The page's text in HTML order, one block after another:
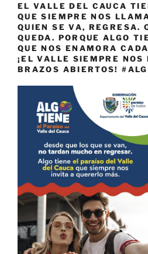
EL VALLE DEL CAUCA
QUE SIEMPRE NOS
QUIEN SE VA, REGRESA.
QUEDA. PORQUE ALGO
QUE NOS ENAMORA
¡EL VALLE SIEMPRE NOS
BRAZOS ABIERTOS!